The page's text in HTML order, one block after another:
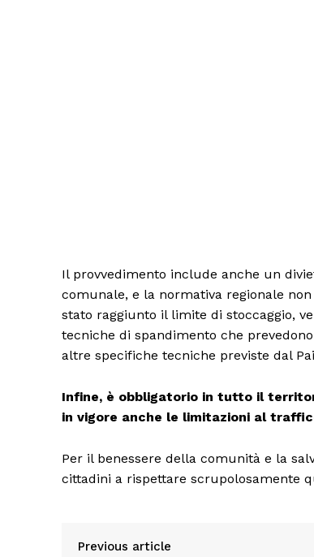
Il provvedimento include anche un
comunale, e la normativa regionale
stato raggiunto il limite di stoccaggio,
tecniche di spandimento che
altre specifiche tecniche previste dal
Infine, è obbligatorio in tutto il
in vigore anche le limitazioni al
Per il benessere della comunità e la
cittadini a rispettare scrupolosamente
Previous article